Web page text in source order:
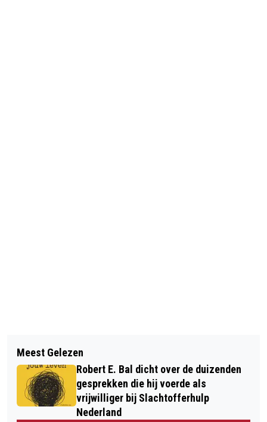
SCOOTERRIJDER MET DRUGS
AANGEHOUDEN
RELEASE NIEUWE SINGLE BENOOZ
Meest Gelezen
Robert E. Bal dicht over de duizenden
gesprekken die hij voerde als
vrijwilliger bij Slachtofferhulp
Nederland